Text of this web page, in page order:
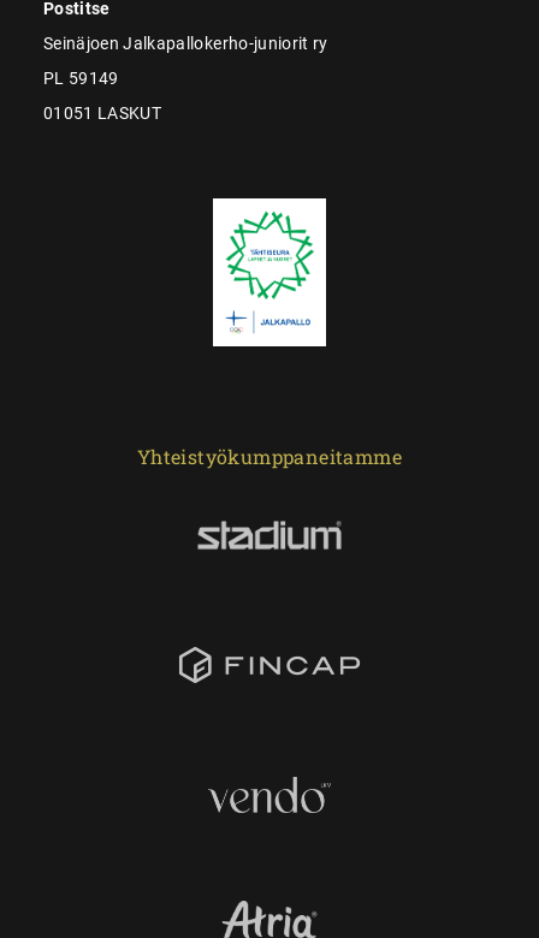
Postitse
Seinäjoen Jalkapallokerho-juniorit ry
PL 59149
01051 LASKUT
Yhteistyökumppaneitamme